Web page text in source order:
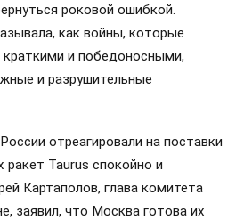
роковой ошибкой.
как войны, которые
и победоносными,
и разрушительные
отреагировали на поставки
Taurus спокойно и
Картаполов, глава комитета
заявил, что Москва готова их